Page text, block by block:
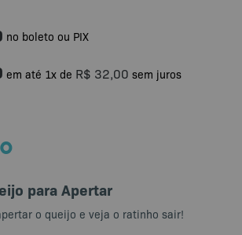
no boleto ou PIX
em até 1x de R$ 32,00 sem juros
para Apertar
o queijo e veja o ratinho sair!